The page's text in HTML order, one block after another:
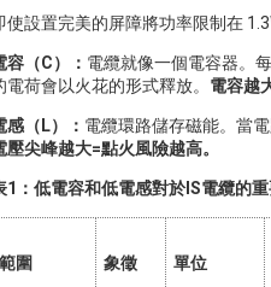
使設置完美的屏障將功率限制在
容（C）： 電纜就像一個電容器。
電荷會以火花的形式釋放。 電容越
感（L）： 電纜環路儲存磁能。當
壓尖峰越大=點火風險越高。
1：低電容和低電感對於IS電纜的
範圍 象徵 單位